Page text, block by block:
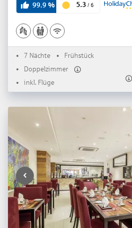
99.9% 5.3 / 6
7 Nächte
Frühstück
Doppelzimmer
inkl. Flüge